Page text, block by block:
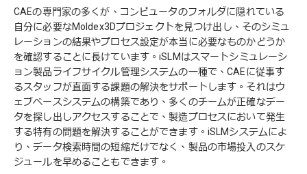
CAEの専門家の多くが、コンピュータのフォルダに隠れている
自分に必要なMoldex3Dプロジェクトを見つけ出し、そのシミュ
レーションの結果やプロセス設定が本当に必要なものかどうか
を確認することに長けています。iSLMはスマートシミュレーシ
ョン製品ライフサイクル管理システムの一種で、CAEに従事す
るスタッフが直面する課題の解決をサポートします。それはウ
ェブベースシステムの構築であり、多くのチームが正確なデー
タを探し出しアクセスすることで、製造プロセスにおいて発生
する特有の問題を解決することができます。iSLMシステムによ
り、データ検索時間の短縮だけでなく、製品の市場投入のスケ
ジュールを早めることもできます。